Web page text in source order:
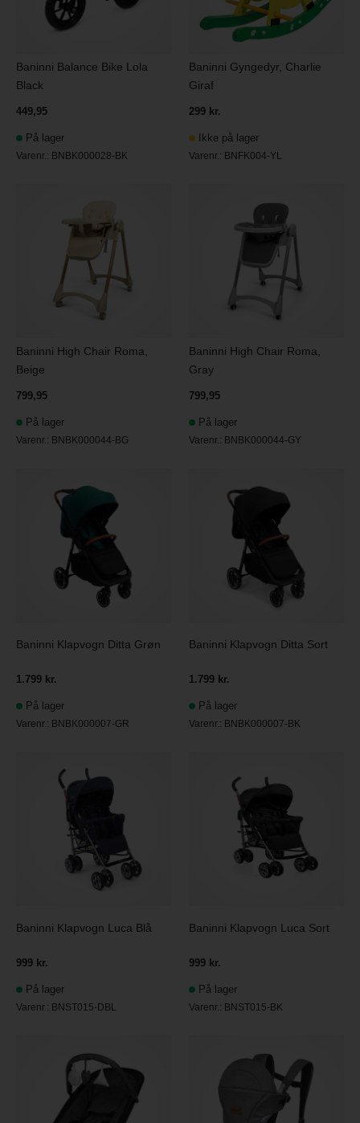
Baninni Balance Bike Lola
Black
449,95
På lager
Varenr.: BNBK000028-BK
Baninni Gyngedyr, Charlie
Giraf
299 kr.
Ikke på lager
Varenr.: BNFK004-YL
Baninni High Chair Roma,
Beige
799,95
På lager
Varenr.: BNBK000044-BG
Baninni High Chair Roma,
Gray
799,95
På lager
Varenr.: BNBK000044-GY
Baninni Klapvogn Ditta Grøn
1.799 kr.
På lager
Varenr.: BNBK000007-GR
Baninni Klapvogn Ditta Sort
1.799 kr.
På lager
Varenr.: BNBK000007-BK
Baninni Klapvogn Luca Blå
999 kr.
På lager
Varenr.: BNST015-DBL
Baninni Klapvogn Luca Sort
999 kr.
På lager
Varenr.: BNST015-BK